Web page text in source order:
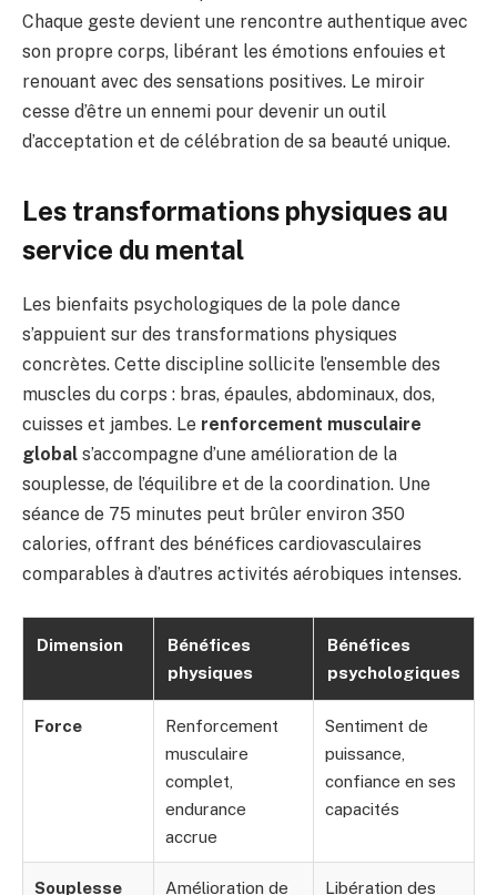
Chaque geste devient une rencontre authentique avec
son propre corps, libérant les émotions enfouies et
renouant avec des sensations positives. Le miroir
cesse d’être un ennemi pour devenir un outil
d’acceptation et de célébration de sa beauté unique.
Les transformations physiques au
service du mental
Les bienfaits psychologiques de la pole dance
s’appuient sur des transformations physiques
concrètes. Cette discipline sollicite l’ensemble des
muscles du corps : bras, épaules, abdominaux, dos,
cuisses et jambes. Le renforcement musculaire
global s’accompagne d’une amélioration de la
souplesse, de l’équilibre et de la coordination. Une
séance de 75 minutes peut brûler environ 350
calories, offrant des bénéfices cardiovasculaires
comparables à d’autres activités aérobiques intenses.
Dimension
Bénéfices
physiques
Bénéfices
psychologiques
Force
Renforcement
musculaire
complet,
endurance
accrue
Sentiment de
puissance,
confiance en ses
capacités
Souplesse
Amélioration de
Libération des